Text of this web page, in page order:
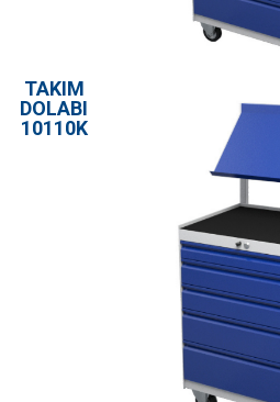
TAKIM
DOLABI
10110K